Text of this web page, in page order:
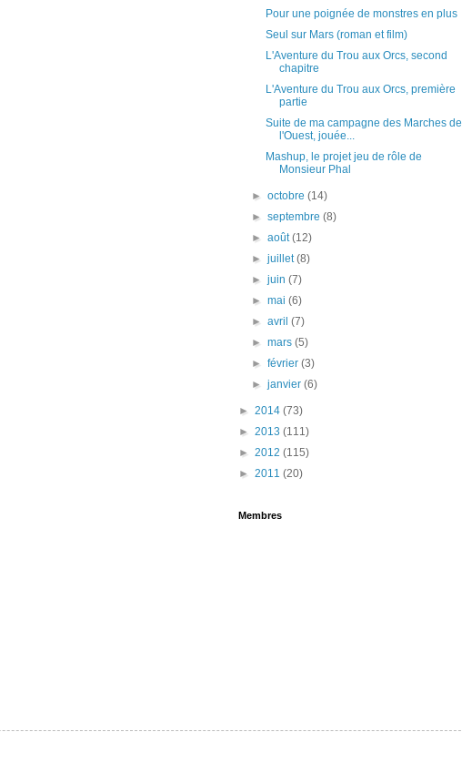
Pour une poignée de monstres en plus
Seul sur Mars (roman et film)
L'Aventure du Trou aux Orcs, second
chapitre
L'Aventure du Trou aux Orcs, première
partie
Suite de ma campagne des Marches de
l'Ouest, jouée...
Mashup, le projet jeu de rôle de
Monsieur Phal
►octobre(14)
►septembre(8)
►août(12)
►juillet(8)
►juin(7)
►mai(6)
►avril(7)
►mars(5)
►février(3)
►janvier(6)
► 2014 (73)
► 2013 (111)
► 2012 (115)
► 2011 (20)
Membres